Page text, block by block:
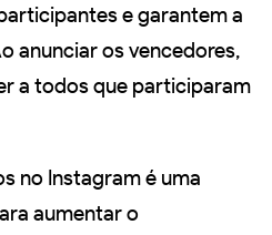
e garantem a
anunciar os vencedores,
a todos que participaram
no Instagram é uma
aumentar o